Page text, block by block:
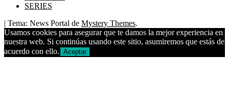
SERIES
| Tema: News Portal de Mystery Themes.
Usamos cookies para asegurar que te damos la mejor experiencia en
nuestra web. Si continúas usando este sitio, asumiremos que estás de
acuerdo con ello. Aceptar